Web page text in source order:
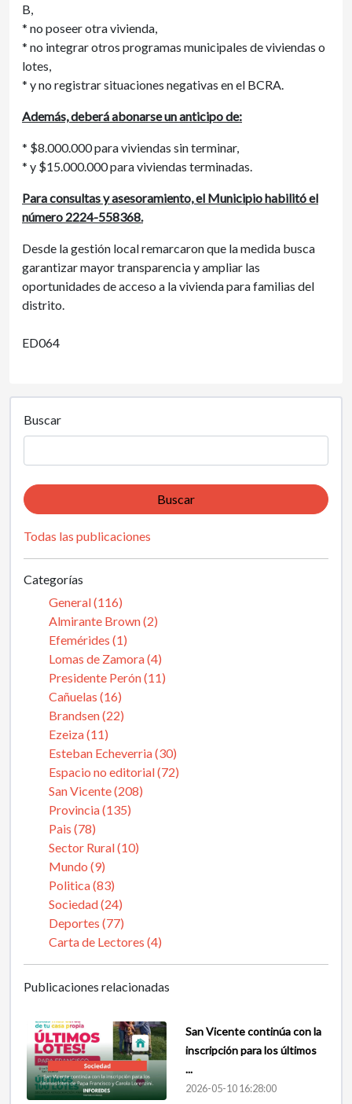
B,
* no poseer otra vivienda,
* no integrar otros programas municipales de viviendas o
lotes,
* y no registrar situaciones negativas en el BCRA.
Además, deberá abonarse un anticipo de:
* $8.000.000 para viviendas sin terminar,
* y $15.000.000 para viviendas terminadas.
Para consultas y asesoramiento, el Municipio habilitó el
número 2224-558368.
Desde la gestión local remarcaron que la medida busca
garantizar mayor transparencia y ampliar las
oportunidades de acceso a la vivienda para familias del
distrito.
ED064
Buscar
Buscar
Todas las publicaciones
Categorías
General (116)
Almirante Brown (2)
Efemérides (1)
Lomas de Zamora (4)
Presidente Perón (11)
Cañuelas (16)
Brandsen (22)
Ezeiza (11)
Esteban Echeverria (30)
Espacio no editorial (72)
San Vicente (208)
Provincia (135)
Pais (78)
Sector Rural (10)
Mundo (9)
Politica (83)
Sociedad (24)
Deportes (77)
Carta de Lectores (4)
Publicaciones relacionadas
San Vicente continúa con la
inscripción para los últimos
...
2026-05-10 16:28:00